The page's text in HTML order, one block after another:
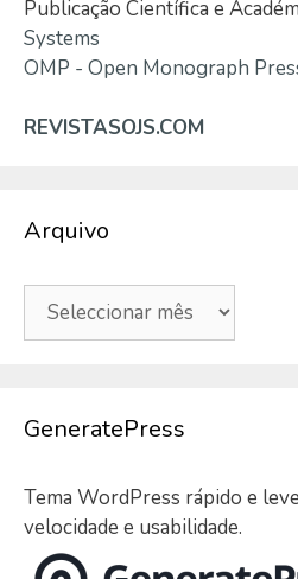
Publicação Científica e
Systems
OMP - Open Monograph
REVISTASOJS.COM
Arquivo
Arquivo
GeneratePress
Tema WordPress rápido e
velocidade e usabilidade.